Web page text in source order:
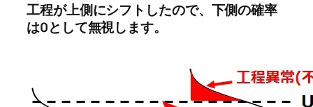
工程が上側にシフトしたので、下側の確率
は0として無視します。